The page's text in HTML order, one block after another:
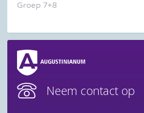
Groep 7+8
Neem contact op